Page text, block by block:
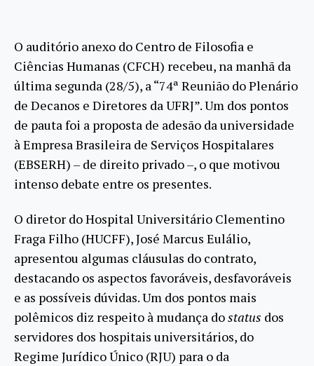
O auditório anexo do Centro de Filosofia e
Ciências Humanas (CFCH) recebeu, na manhã da
última segunda (28/5), a “74ª Reunião do Plenário
de Decanos e Diretores da UFRJ”. Um dos pontos
de pauta foi a proposta de adesão da universidade
à Empresa Brasileira de Serviços Hospitalares
(EBSERH) – de direito privado –, o que motivou
intenso debate entre os presentes.
O diretor do Hospital Universitário Clementino
Fraga Filho (HUCFF), José Marcus Eulálio,
apresentou algumas cláusulas do contrato,
destacando os aspectos favoráveis, desfavoráveis
e as possíveis dúvidas. Um dos pontos mais
polêmicos diz respeito à mudança dostatus dos
servidores dos hospitais universitários, do
Regime Jurídico Único (RJU) para o da